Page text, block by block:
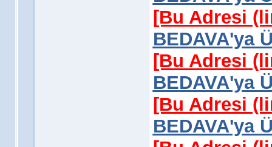
[Bu Adresi
BEDAVA'ya
[Bu Adresi
BEDAVA'ya
[Bu Adresi
BEDAVA'ya